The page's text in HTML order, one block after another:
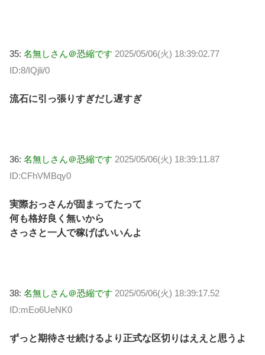
35: 名無しさん＠恐縮です 2025/05/06(火) 18:39:02.77
ID:8/IQjli/0
流石に引っ張りすぎだし遅すぎ
36: 名無しさん＠恐縮です 2025/05/06(火) 18:39:11.87
ID:CFhVMBqy0
実際おっさんが固まってたって
何も格好良く無いから
さっさと一人で稼げばいいんよ
38: 名無しさん＠恐縮です 2025/05/06(火) 18:39:17.52
ID:mEo6UeNK0
ずっと期待させ続けるより正式な区切りはええと思うよ